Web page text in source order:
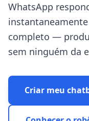
WhatsApp
completo —
sem ninguém da
Criar meu